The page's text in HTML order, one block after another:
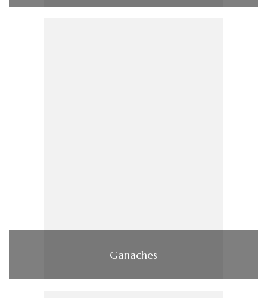
Ganaches